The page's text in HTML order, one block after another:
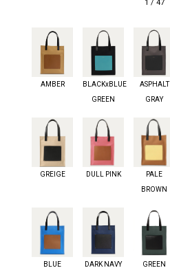
1 / 47
AMBER
BLACKxBLUE
GREEN
ASPHALT
GRAY
GREIGE DULL PINK
PALE
BROWN
BLUE DARK NAVY GREEN